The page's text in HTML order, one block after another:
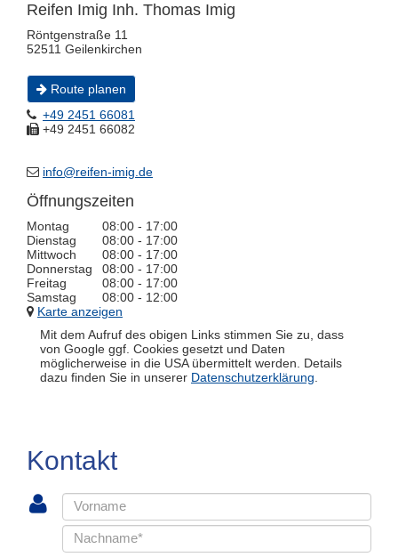
Reifen Imig Inh. Thomas Imig
Röntgenstraße 11
52511 Geilenkirchen
Route planen
+49 2451 66081
+49 2451 66082
info@reifen-imig.de
Öffnungszeiten
Montag
08:00 - 17:00
Dienstag
08:00 - 17:00
Mittwoch
08:00 - 17:00
Donnerstag
08:00 - 17:00
Freitag
08:00 - 17:00
Samstag
08:00 - 12:00
Karte anzeigen
Mit dem Aufruf des obigen Links stimmen Sie zu, dass
von Google ggf. Cookies gesetzt und Daten
möglicherweise in die USA übermittelt werden. Details
dazu finden Sie in unserer Datenschutzerklärung.